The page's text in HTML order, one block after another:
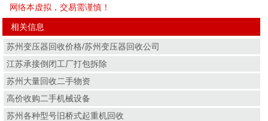
网络本虚拟，交易需谨慎！
相关信息
苏州变压器回收价格/苏州变压器回收公司
江苏承接倒闭工厂打包拆除
苏州大量回收二手物资
高价收购二手机械设备
苏州各种型号旧桥式起重机回收